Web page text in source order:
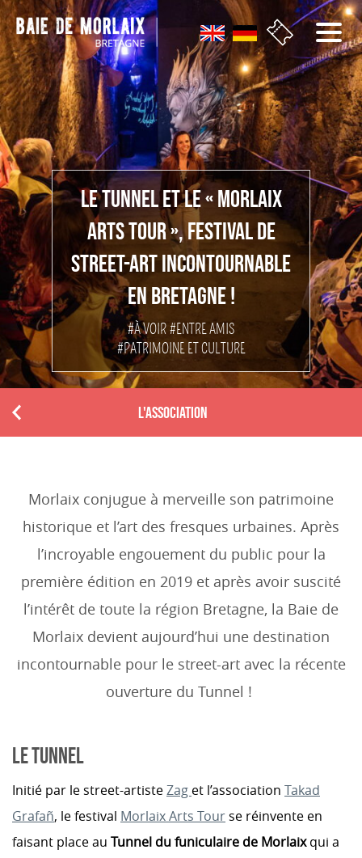
Aller au menu
Aller au contenu
Aller à la recherche
Aller au bas de page
LE TUNNEL ET LE « MORLAIX
ARTS TOUR », FESTIVAL DE
STREET-ART INCONTOURNABLE
EN BRETAGNE !
#À VOIR #ENTRE AMIS
#PATRIMOINE ET CULTURE
P
L'ASSOCIATION
Morlaix conjugue à merveille son patrimoine
historique et l’art des fresques urbaines. Après
l’incroyable engouement du public pour la
première édition en 2019 et après avoir suscité
l’intérêt de toute la région Bretagne, la Baie de
Morlaix devient aujourd’hui une destination
incontournable pour le street-art avec la récente
ouverture du Tunnel !
LE TUNNEL
Initié par le street-artisteZag et l’association Takad
Grafañ, le festival Morlaix Arts Tourse réinvente en
faisant place au Tunnel du funiculaire de Morlaixqui a